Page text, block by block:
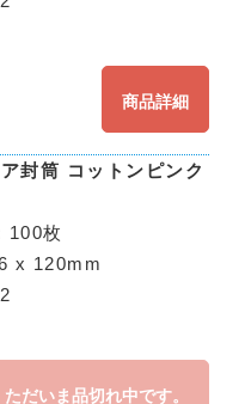
商品詳細
封筒 コットンピンク
100枚
x 120mm
ただいま品切れ中です。